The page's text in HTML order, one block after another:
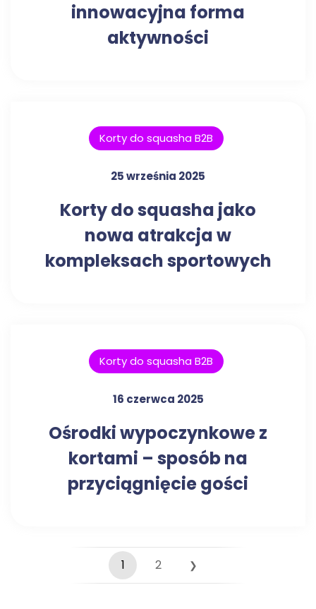
innowacyjna forma
aktywności
Korty do squasha B2B
25 września 2025
Korty do squasha jako
nowa atrakcja w
kompleksach sportowych
Korty do squasha B2B
16 czerwca 2025
Ośrodki wypoczynkowe z
kortami – sposób na
przyciągnięcie gości
1 2 ❯